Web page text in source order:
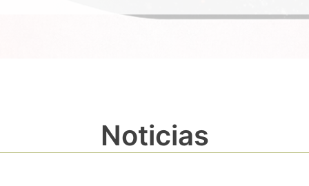
Noticias